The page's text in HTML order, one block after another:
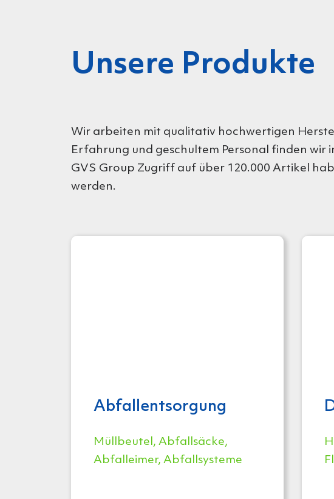
Unsere Produkte
Wir arbeiten mit qualitativ hochwertigen
Erfahrung und geschultem Personal finden wir
GVS Group Zugriff auf über 120.000 Artikel
werden.
Abfallentsorgung
Müllbeutel, Abfallsäcke,
Abfalleimer, Abfallsysteme